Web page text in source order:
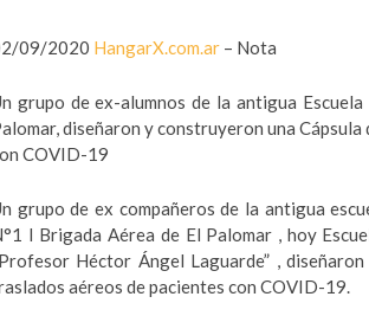
09/2020 HangarX.com.ar – Nota
grupo de ex-alumnos de la antigua
diseñaron y construyeron una
COVID-19
grupo de ex compañeros de la antigua
I Brigada Aérea de El Palomar , hoy
Héctor Ángel Laguarde” ,
aéreos de pacientes con COVID-19.